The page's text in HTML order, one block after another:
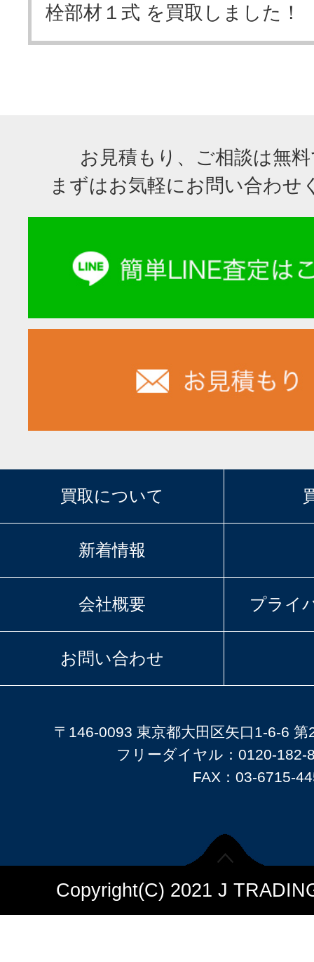
栓部材１式 を買取しました！
お見積もり、ご相談は無
まずはお気軽にお問い合わせ
買取について
新着情報
会社概要 プライ
お問い合わせ
〒146-0093 東京都大田区矢口1-6-6
フリーダイヤル：0120-182-
FAX：03-6715-
Copyright(C) 2021 J